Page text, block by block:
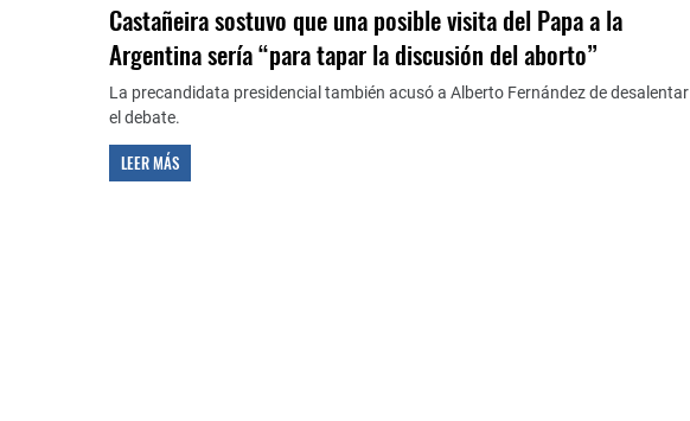
Castañeira sostuvo que una posible visita del Papa a la
Argentina sería “para tapar la discusión del aborto”
La precandidata presidencial también acusó a Alberto Fernández de desalentar
el debate.
LEER MÁS